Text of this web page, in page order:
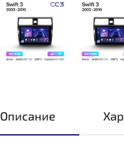
Описание